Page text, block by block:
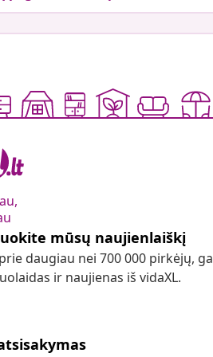
mūsų naujienlaiškį
daugiau nei 700 000 pirkėjų,
ir naujienas iš vidaXL.